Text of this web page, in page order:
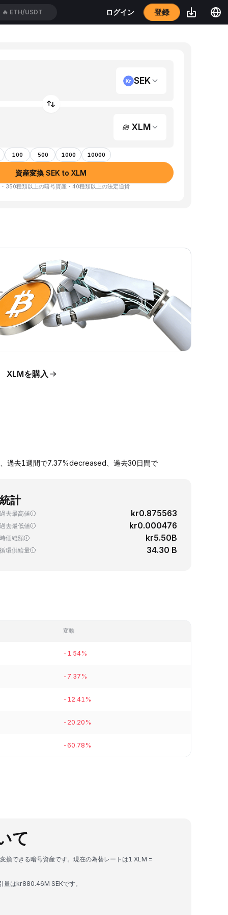
🔥 ETH/USDT ログイン 登録
SEK
XLM
100 500 1000 10000
資産変換 SEK to XLM
350種類以上の暗号資産・40種類以上の法定通貨
。
XLMを購入
過去1週間で7.37%decreased、過去30日間で
統計
過去最高値 kr0.875563
過去最低値 kr0.000476
時価総額 kr5.50B
循環供給量 34.30 B
変動
-1.54%
-7.37%
-12.41%
-20.20%
-60.78%
て
換できる暗号資産です。現在の為替レートは1 XLM =
はkr880.46M SEKです。